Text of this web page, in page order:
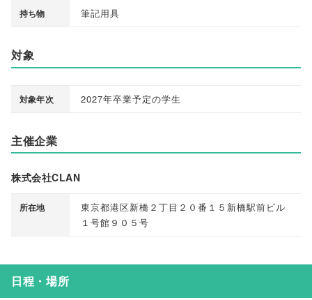
持ち物 筆記用具
対象
対象年次 2027年卒業予定の学生
主催企業
株式会社CLAN
所在地
東京都港区新橋２丁目２０番１５新橋駅前ビル
１号館９０５号
日程・場所